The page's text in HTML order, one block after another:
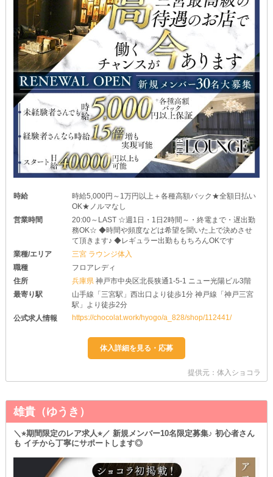
時給
時給5,000円～1万円以上＋各種高額バック★全額日払い
OK★ノルマなし
営業時間
20:00～LAST ☆週1日・1日2時間～・終電まで・遅出勤
務OK☆ ◆時間や頻度などは希望を聞いた上で決めさせ
て頂きます♪ ◆レギュラー出勤ももちろんOKです
業種/エリア
三宮 ラウンジ体入
職種
フロアレディ
住所
兵庫県神戸市中央区北長狭通1-5-1 ニュー光陽ビル3階
最寄り駅
山手線「三宮駅」西出口より徒歩1分 神戸線「神戸三宮
駅」より徒歩2分
公式求人情報
https://chocolat.work/hyogo/a_828/shop/112441/
提供元：体入ショコラ
雄貴（ゆうき）
＼⭐︎期間限定のレア求人⭐︎／ 新規メンバー10名限定募集♪ 初心者さん
も イチから丁寧にサポートします◎